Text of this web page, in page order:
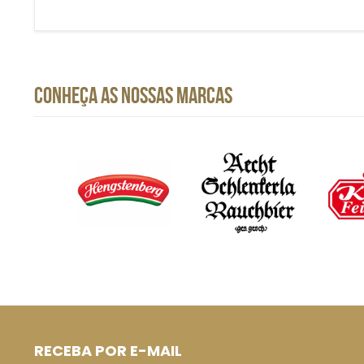
CONHEÇA AS NOSSAS MARCAS
RECEBA POR E-MAIL